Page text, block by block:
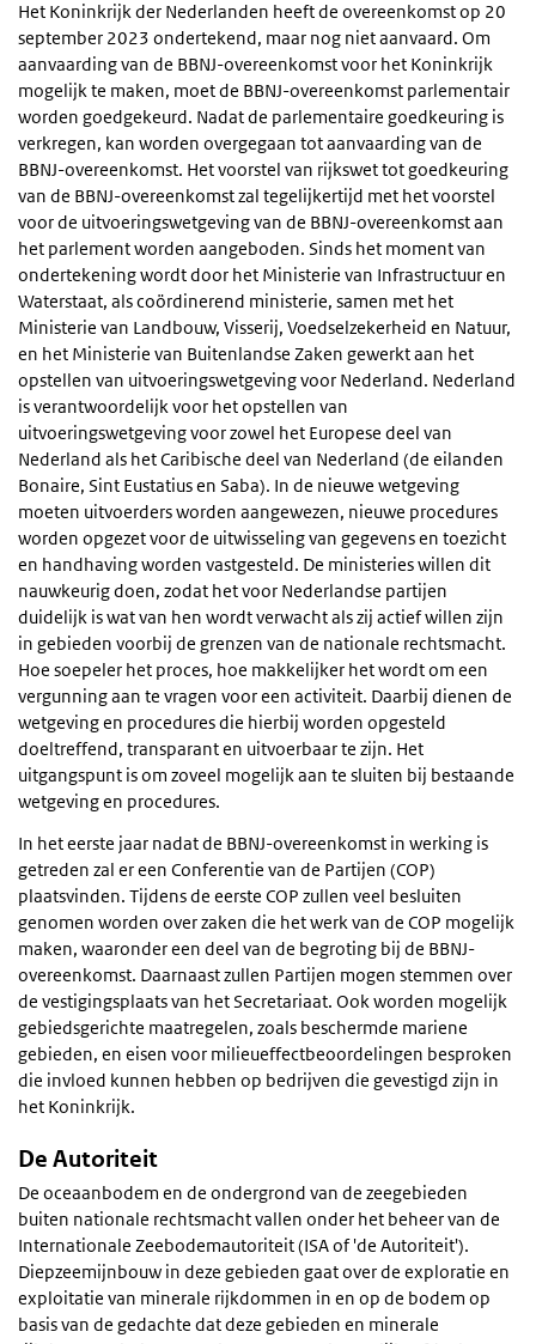
Het Koninkrijk der Nederlanden heeft de overeenkomst op 20
september 2023 ondertekend, maar nog niet aanvaard. Om
aanvaarding van de BBNJ-overeenkomst voor het Koninkrijk
mogelijk te maken, moet de BBNJ-overeenkomst parlementair
worden goedgekeurd. Nadat de parlementaire goedkeuring is
verkregen, kan worden overgegaan tot aanvaarding van de
BBNJ-overeenkomst. Het voorstel van rijkswet tot goedkeuring
van de BBNJ-overeenkomst zal tegelijkertijd met het voorstel
voor de uitvoeringswetgeving van de BBNJ-overeenkomst aan
het parlement worden aangeboden. Sinds het moment van
ondertekening wordt door het Ministerie van Infrastructuur en
Waterstaat, als coördinerend ministerie, samen met het
Ministerie van Landbouw, Visserij, Voedselzekerheid en Natuur,
en het Ministerie van Buitenlandse Zaken gewerkt aan het
opstellen van uitvoeringswetgeving voor Nederland. Nederland
is verantwoordelijk voor het opstellen van
uitvoeringswetgeving voor zowel het Europese deel van
Nederland als het Caribische deel van Nederland (de eilanden
Bonaire, Sint Eustatius en Saba). In de nieuwe wetgeving
moeten uitvoerders worden aangewezen, nieuwe procedures
worden opgezet voor de uitwisseling van gegevens en toezicht
en handhaving worden vastgesteld. De ministeries willen dit
nauwkeurig doen, zodat het voor Nederlandse partijen
duidelijk is wat van hen wordt verwacht als zij actief willen zijn
in gebieden voorbij de grenzen van de nationale rechtsmacht.
Hoe soepeler het proces, hoe makkelijker het wordt om een
vergunning aan te vragen voor een activiteit. Daarbij dienen de
wetgeving en procedures die hierbij worden opgesteld
doeltreffend, transparant en uitvoerbaar te zijn. Het
uitgangspunt is om zoveel mogelijk aan te sluiten bij bestaande
wetgeving en procedures.
In het eerste jaar nadat de BBNJ-overeenkomst in werking is
getreden zal er een Conferentie van de Partijen (COP)
plaatsvinden. Tijdens de eerste COP zullen veel besluiten
genomen worden over zaken die het werk van de COP mogelijk
maken, waaronder een deel van de begroting bij de BBNJ-
overeenkomst. Daarnaast zullen Partijen mogen stemmen over
de vestigingsplaats van het Secretariaat. Ook worden mogelijk
gebiedsgerichte maatregelen, zoals beschermde mariene
gebieden, en eisen voor milieueffectbeoordelingen besproken
die invloed kunnen hebben op bedrijven die gevestigd zijn in
het Koninkrijk.
De Autoriteit
De oceaanbodem en de ondergrond van de zeegebieden
buiten nationale rechtsmacht vallen onder het beheer van de
Internationale Zeebodemautoriteit (ISA of 'de Autoriteit').
Diepzeemijnbouw in deze gebieden gaat over de exploratie en
exploitatie van minerale rijkdommen in en op de bodem op
basis van de gedachte dat deze gebieden en minerale